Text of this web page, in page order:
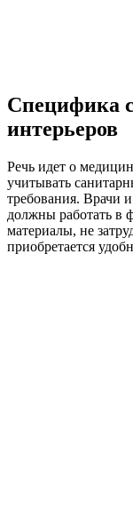
Специфика
интерьеров
Речь идет о
учитывать
требования. Врачи
должны работать в
материалы, не
приобретается